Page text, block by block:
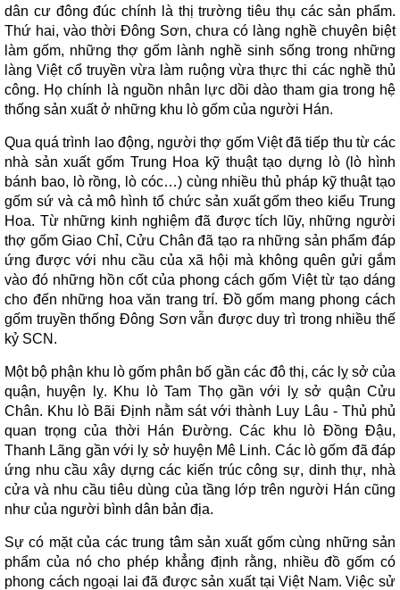
dân cư đông đúc chính là thị trường tiêu thụ các sản phẩm.
Thứ hai, vào thời Đông Sơn, chưa có làng nghề chuyên biệt
làm gốm, những thợ gốm lành nghề sinh sống trong những
làng Việt cổ truyền vừa làm ruộng vừa thực thi các nghề thủ
công. Họ chính là nguồn nhân lực dồi dào tham gia trong hệ
thống sản xuất ở những khu lò gốm của người Hán.
Qua quá trình lao động, người thợ gốm Việt đã tiếp thu từ các
nhà sản xuất gốm Trung Hoa kỹ thuật tạo dựng lò (lò hình
bánh bao, lò rồng, lò cóc…) cùng nhiều thủ pháp kỹ thuật tạo
gốm sứ và cả mô hình tổ chức sản xuất gốm theo kiểu Trung
Hoa. Từ những kinh nghiệm đã được tích lũy, những người
thợ gốm Giao Chỉ, Cửu Chân đã tạo ra những sản phẩm đáp
ứng được với nhu cầu của xã hội mà không quên gửi gắm
vào đó những hồn cốt của phong cách gốm Việt từ tạo dáng
cho đến những hoa văn trang trí. Đồ gốm mang phong cách
gốm truyền thống Đông Sơn vẫn được duy trì trong nhiều thế
kỷ SCN.
Một bộ phận khu lò gốm phân bố gần các đô thị, các lỵ sở của
quận, huyện lỵ. Khu lò Tam Thọ gần với lỵ sở quận Cửu
Chân. Khu lò Bãi Định nằm sát với thành Luy Lâu - Thủ phủ
quan trọng của thời Hán Đường. Các khu lò Đồng Đậu,
Thanh Lãng gần với lỵ sở huyện Mê Linh. Các lò gốm đã đáp
ứng nhu cầu xây dựng các kiến trúc công sự, dinh thự, nhà
cửa và nhu cầu tiêu dùng của tầng lớp trên người Hán cũng
như của người bình dân bản địa.
Sự có mặt của các trung tâm sản xuất gốm cùng những sản
phẩm của nó cho phép khẳng định rằng, nhiều đồ gốm có
phong cách ngoại lai đã được sản xuất tại Việt Nam. Việc sử